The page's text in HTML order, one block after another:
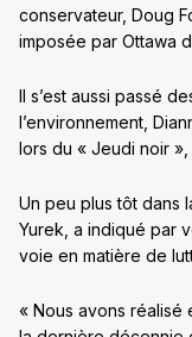
conservateur, Doug
imposée par Ottawa
Il s’est aussi passé
l’environnement,
lors du « Jeudi noir
Un peu plus tôt dans
Yurek, a indiqué par
voie en matière de
« Nous avons réalisé